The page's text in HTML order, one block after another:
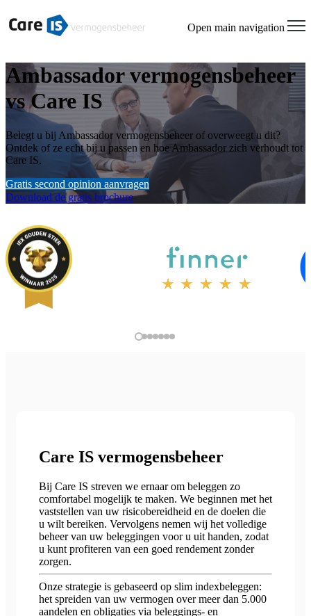
Open main navigation
Ambassador vermogensbeheer
vs Care IS
Belegt u bij Ambassador vermogensbeheer of overweegt u dit?
Ontdek of ze echt bij u passen en hoe Ambassador zich verhoudt tot
Care IS.
Gratis second opinion aanvragen
Download de gratis brochure
Care IS vermogensbeheer
Bij Care IS streven we ernaar om beleggen zo
comfortabel mogelijk te maken. We beginnen met het
vaststellen van uw risicobereidheid en de doelen die
u wilt bereiken. Vervolgens nemen wij het volledige
beheer van uw beleggingen voor u uit handen, zodat
u kunt profiteren van een goed rendement zonder
zorgen.
Onze strategie is gebaseerd op slim indexbeleggen:
het spreiden van uw vermogen over meer dan 5.000
aandelen en obligaties via beleggings- en